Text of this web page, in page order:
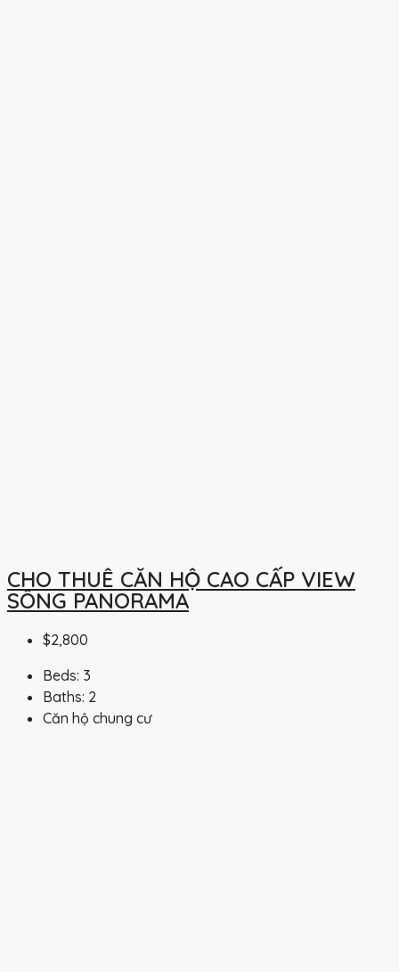
CHO THUÊ CĂN HỘ CAO CẤP VIEW
SÔNG PANORAMA
$2,800
Beds: 3
Baths: 2
Căn hộ chung cư